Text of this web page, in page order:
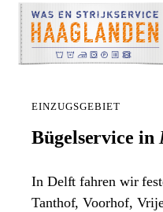
LEISTUNGEN
EINZUGSGEBIET
Bügelservice in
In Delft fahren wir
Tanthof, Voorhof,